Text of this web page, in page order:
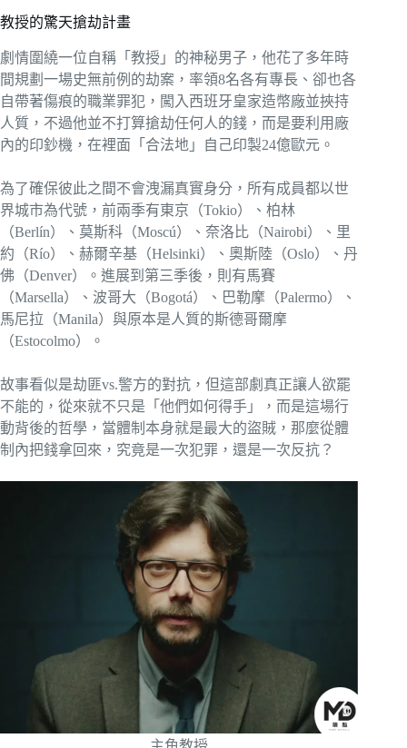
教授的驚天搶劫計畫
劇情圍繞一位自稱「教授」的神秘男子，他花了多年時
間規劃一場史無前例的劫案，率領8名各有專長、卻也各
自帶著傷痕的職業罪犯，闖入西班牙皇家造幣廠並挾持
人質，不過他並不打算搶劫任何人的錢，而是要利用廠
內的印鈔機，在裡面「合法地」自己印製24億歐元。
為了確保彼此之間不會洩漏真實身分，所有成員都以世
界城市為代號，前兩季有東京（Tokio）、柏林
（Berlín）、莫斯科（Moscú）、奈洛比（Nairobi）、里
約（Río）、赫爾辛基（Helsinki）、奧斯陸（Oslo）、丹
佛（Denver）。進展到第三季後，則有馬賽
（Marsella）、波哥大（Bogotá）、巴勒摩（Palermo）、
馬尼拉（Manila）與原本是人質的斯德哥爾摩
（Estocolmo）。
故事看似是劫匪vs.警方的對抗，但這部劇真正讓人欲罷
不能的，從來就不只是「他們如何得手」，而是這場行
動背後的哲學，當體制本身就是最大的盜賊，那麼從體
制內把錢拿回來，究竟是一次犯罪，還是一次反抗？